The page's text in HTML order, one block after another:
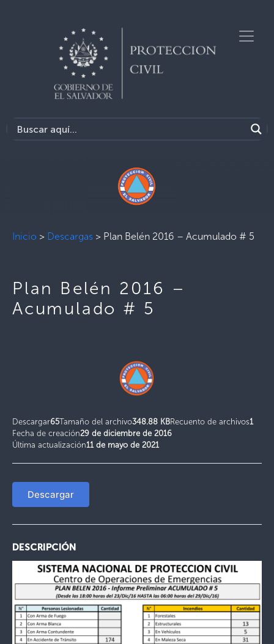
Inicio > Descargas > Plan Belén 2016 – Acumulado # 5
Plan Belén 2016 –
Acumulado # 5
Descargar65Tamaño del archivo348.88 KBRecuento de archivos1
Fecha de creación29 de diciembre de 2016
Última actualización11 de mayo de 2021
Descargar
DESCRIPCIÓN